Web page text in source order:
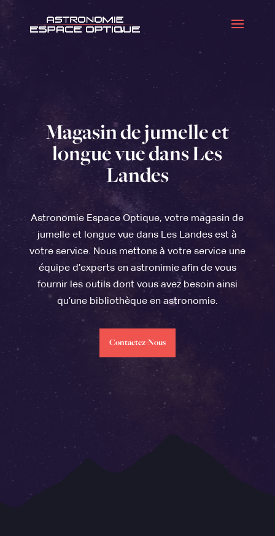
Magasin de jumelle et
longue vue dans Les
Landes
Astronomie Espace Optique, votre magasin de
jumelle et longue vue dans Les Landes est à
votre service. Nous mettons à votre service une
équipe d’experts en astronimie afin de vous
fournir les outils dont vous avez besoin ainsi
qu’une bibliothèque en astronomie.
Contactez-Nous